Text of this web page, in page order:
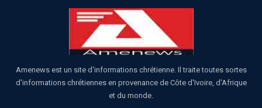
Amenews est un site d'informations chrétienne. Il traite toutes sortes
d'informations chrétiennes en provenance de Côte d'Ivoire, d'Afrique
et du monde.